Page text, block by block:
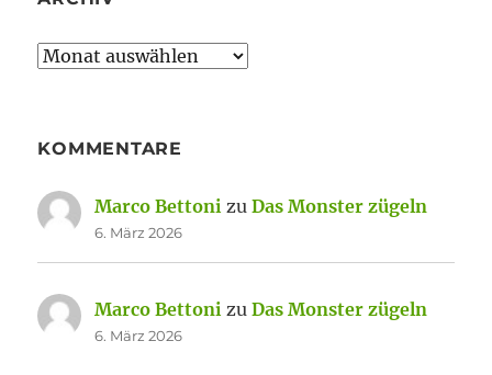
Archiv
KOMMENTARE
Marco Bettoni zuDas Monster zügeln
6. März 2026
Marco Bettoni zuDas Monster zügeln
6. März 2026